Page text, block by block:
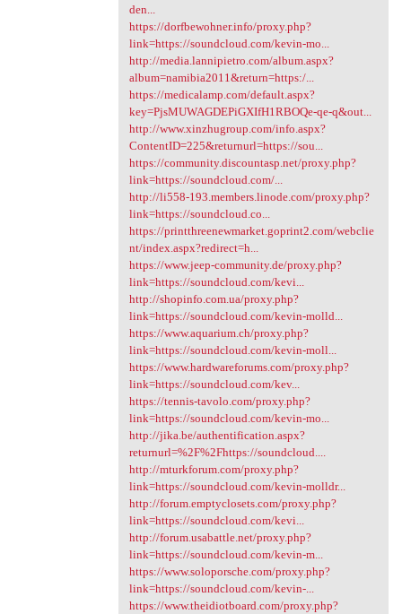
den...
https://dorfbewohner.info/proxy.php?
link=https://soundcloud.com/kevin-mo...
http://media.lannipietro.com/album.aspx?
album=namibia2011&return=https:/...
https://medicalamp.com/default.aspx?
key=PjsMUWAGDEPiGXIfH1RBOQe-qe-q&out...
http://www.xinzhugroup.com/info.aspx?
ContentID=225&returnurl=https://sou...
https://community.discountasp.net/proxy.php?
link=https://soundcloud.com/...
http://li558-193.members.linode.com/proxy.php?
link=https://soundcloud.co...
https://printthreenewmarket.goprint2.com/webclie
nt/index.aspx?redirect=h...
https://www.jeep-community.de/proxy.php?
link=https://soundcloud.com/kevi...
http://shopinfo.com.ua/proxy.php?
link=https://soundcloud.com/kevin-molld...
https://www.aquarium.ch/proxy.php?
link=https://soundcloud.com/kevin-moll...
https://www.hardwareforums.com/proxy.php?
link=https://soundcloud.com/kev...
https://tennis-tavolo.com/proxy.php?
link=https://soundcloud.com/kevin-mo...
http://jika.be/authentification.aspx?
returnurl=%2F%2Fhttps://soundcloud....
http://mturkforum.com/proxy.php?
link=https://soundcloud.com/kevin-molldr...
http://forum.emptyclosets.com/proxy.php?
link=https://soundcloud.com/kevi...
http://forum.usabattle.net/proxy.php?
link=https://soundcloud.com/kevin-m...
https://www.soloporsche.com/proxy.php?
link=https://soundcloud.com/kevin-...
https://www.theidiotboard.com/proxy.php?